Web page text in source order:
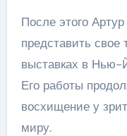
После этого
представить
выставках в Нью-
Его работы
восхищение у
миру.